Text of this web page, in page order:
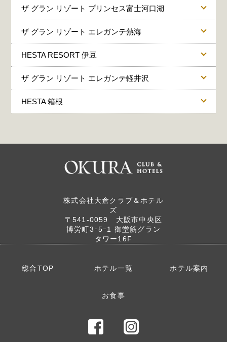
ザ グラン リゾート プリンセス富士河口湖
〒401-0302
山梨県南都留郡
TEL：0555-72-3711
ザ グラン リゾート エレガンテ熱海
桃山町12-13
TEL：0557-81-3334
詳しくはこちら
HESTA RESORT 伊豆
〒413-0301
静岡県賀茂郡
東伊豆町大川
145-1
TEL：0557-22-0022
詳しくはこちら
ザ グラン リゾート エレガンテ軽井沢
〒389-0104
長野県北佐久郡
軽井沢町
HESTA 箱根
〒250-0522
箱根町元箱根
株式会社大倉クラブ＆ホテル
ズ
〒541‐0059 大阪市中央区
博労町3ｰ5ｰ1 御堂筋グラン
タワー16F
総合TOP ホテル一覧 ホテル案内
お食事